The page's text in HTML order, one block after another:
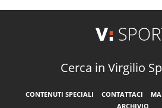
Cerca in Virgilio
CONTENUTI SPECIALI CONTATTACI
ARCHIVIO